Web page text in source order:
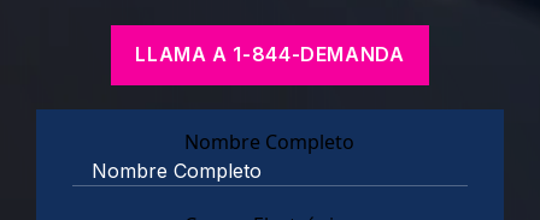
LLAMA A 1-844-DEMANDA
Nombre Completo